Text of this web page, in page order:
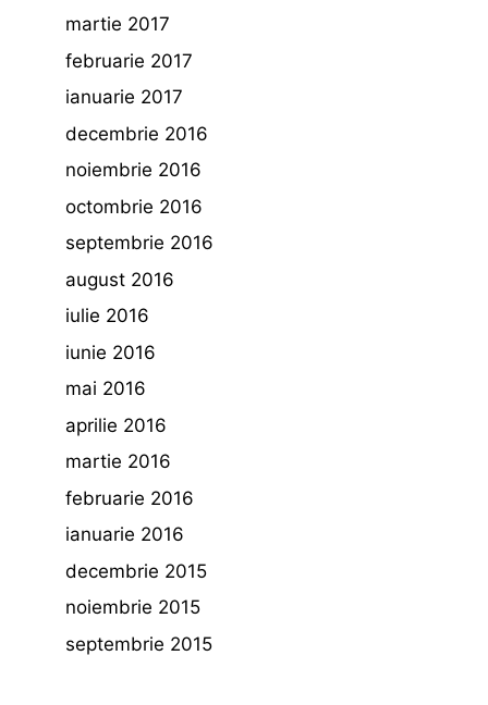
martie 2017
februarie 2017
ianuarie 2017
decembrie 2016
noiembrie 2016
octombrie 2016
septembrie 2016
august 2016
iulie 2016
iunie 2016
mai 2016
aprilie 2016
martie 2016
februarie 2016
ianuarie 2016
decembrie 2015
noiembrie 2015
septembrie 2015